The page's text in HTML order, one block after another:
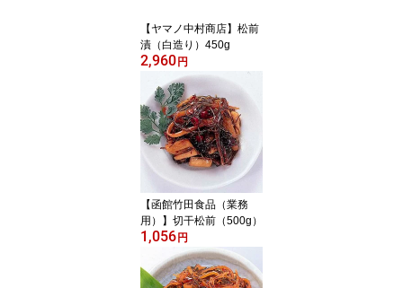
【ヤマノ中村商店】松前
漬（白造り）450g
2,960円
【函館竹田食品（業務
用）】切干松前（500g）
1,056円